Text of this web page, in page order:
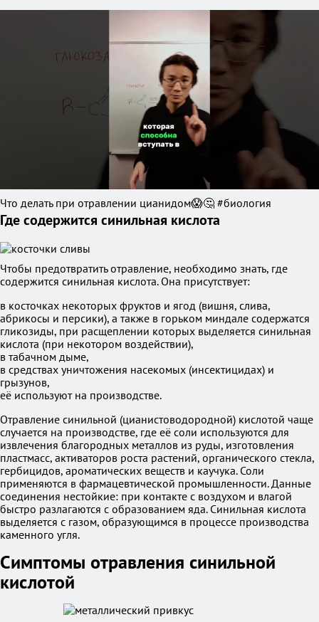
Что делать при отравлении цианидом😱🤔 #биология
Где содержится синильная кислота
Чтобы предотвратить отравление, необходимо знать, где
содержится синильная кислота. Она присутствует:
в косточках некоторых фруктов и ягод (вишня, слива,
абрикосы и персики), а также в горьком миндале содержатся
гликозиды, при расщеплении которых выделяется синильная
кислота (при некотором воздействии),
в табачном дыме,
в средствах уничтожения насекомых (инсектицидах) и
грызунов,
её используют на производстве.
Отравление синильной (цианистоводородной) кислотой чаще
случается на производстве, где её соли используются для
извлечения благородных металлов из руды, изготовления
пластмасс, активаторов роста растений, органического стекла,
гербицидов, ароматических веществ и каучука. Соли
применяются в фармацевтической промышленности. Данные
соединения нестойкие: при контакте с воздухом и влагой
быстро разлагаются с образованием яда. Синильная кислота
выделяется с газом, образующимся в процессе производства
каменного угля.
Симптомы отравления синильной
кислотой